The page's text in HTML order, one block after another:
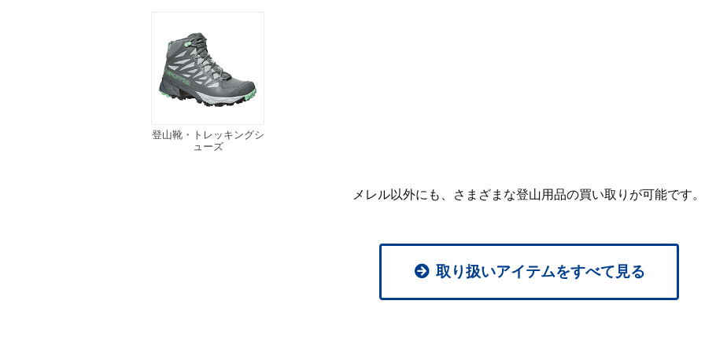
登山靴・トレッキングシ
ューズ
メレル以外にも、 さまざまな登山用品の買い取りが可能です。
取り扱いアイテムをすべて見る